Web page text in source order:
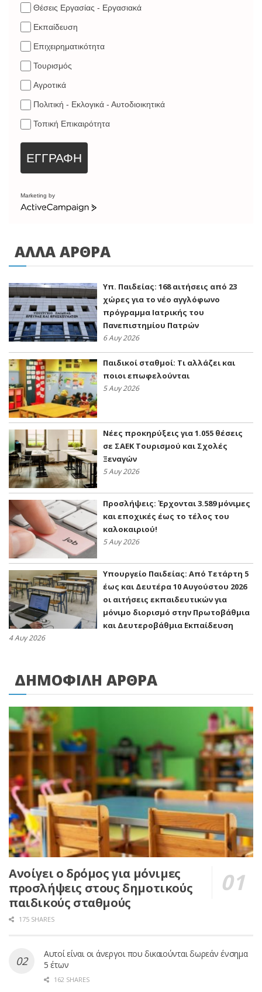
Θέσεις Εργασίας - Εργασιακά
Εκπαίδευση
Επιχειρηματικότητα
Τουρισμός
Αγροτικά
Πολιτική - Εκλογικά - Αυτοδιοικητικά
Τοπική Επικαιρότητα
ΕΓΓΡΑΦΗ
Marketing by
ΑΛΛΑ ΑΡΘΡΑ
Υπ. Παιδείας: 168 αιτήσεις από 23
χώρες για το νέο αγγλόφωνο
πρόγραμμα Ιατρικής του
Πανεπιστημίου Πατρών
6 Αυγ 2026
Παιδικοί σταθμοί: Τι αλλάζει και
ποιοι επωφελούνται
5 Αυγ 2026
Νέες προκηρύξεις για 1.055 θέσεις
σε ΣΑΕΚ Τουρισμού και Σχολές
Ξεναγών
5 Αυγ 2026
Προσλήψεις: Έρχονται 3.589 μόνιμες
και εποχικές έως το τέλος του
καλοκαιριού!
5 Αυγ 2026
Υπουργείο Παιδείας: Από Τετάρτη 5
έως και Δευτέρα 10 Αυγούστου 2026
οι αιτήσεις εκπαιδευτικών για
μόνιμο διορισμό στην Πρωτοβάθμια
και Δευτεροβάθμια Εκπαίδευση
4 Αυγ 2026
ΔΗΜΟΦΙΛΗ ΑΡΘΡΑ
Ανοίγει ο δρόμος για μόνιμες
προσλήψεις στους δημοτικούς
παιδικούς σταθμούς
175 SHARES
Αυτοί είναι οι άνεργοι που δικαιούνται δωρεάν ένσημα
5 έτων
162 SHARES